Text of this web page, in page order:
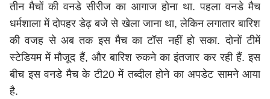
तीन मैचों की वनडे सीरीज का आगाज होना था. पहला वनडे मैच
धर्मशाला में दोपहर डेढ़ बजे से खेला जाना था, लेकिन लगातार बारिश
की वजह से अब तक इस मैच का टॉस नहीं हो सका. दोनों टीमें
स्टेडियम में मौजूद हैं, और बारिश रुकने का इंतजार कर रही हैं. इस
बीच इस वनडे मैच के टी20 में तब्दील होने का अपडेट सामने आया
है.